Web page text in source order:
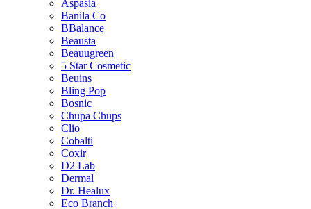
Aspasia
Banila Co
BBalance
Beausta
Beauugreen
5 Star Cosmetic
Beuins
Bling Pop
Bosnic
Chupa Chups
Clio
Cobalti
Coxir
D2 Lab
Dermal
Dr. Healux
Eco Branch